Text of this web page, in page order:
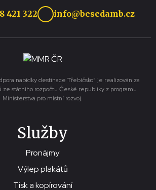
421 322 info@besedamb.cz
nabídky destinace Třebíčsko“ je realizován za
ze státního rozpočtu České republiky z programu
Ministerstva pro místní rozvoj.
Služby
Pronájmy
Výlep plakátů
Tisk a kopírování